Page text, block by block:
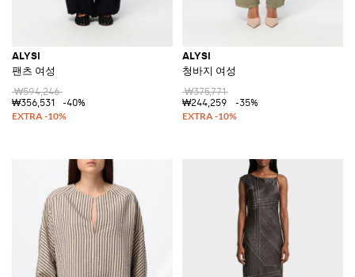
ALYSI
팬츠 여성
₩594,246
₩356,531
-40%
ALYSI
청바지 여성
₩375,771
₩244,259
-35%